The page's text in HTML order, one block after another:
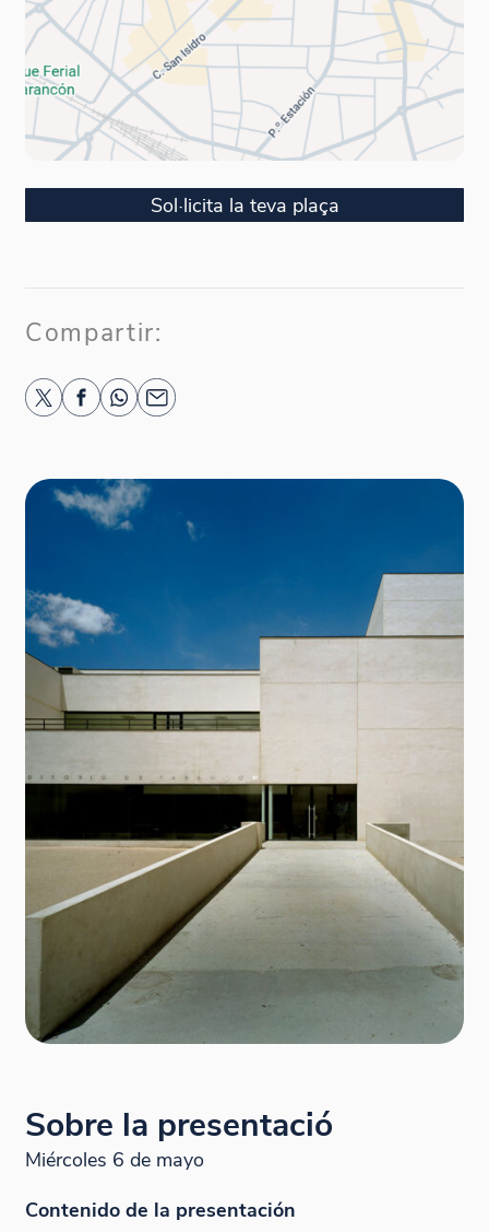
Sobre la presentació
Miércoles 6 de mayo
Contenido de la presentación
Sol·licita la teva plaça
Compartir: